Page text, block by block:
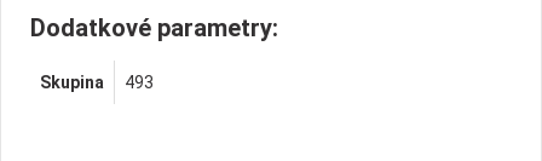
Dodatkové parametry:
Skupina 493